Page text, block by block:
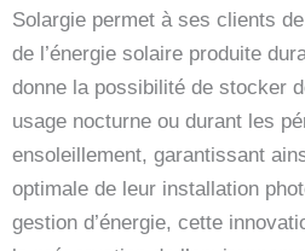
Solargie permet à ses clients
de l’énergie solaire produite
donne la possibilité de stocker
usage nocturne ou durant les
ensoleillement, garantissant
optimale de leur installation
gestion d’énergie, cette